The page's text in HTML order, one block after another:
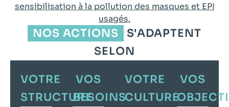
sensibilisation à la pollution des masques et EPI
usagés.
NOS ACTIONS
S'ADAPTENT
SELON
VOTRE
STRUCTURE
VOS
BESOINS
VOTRE
CULTURE
VOS